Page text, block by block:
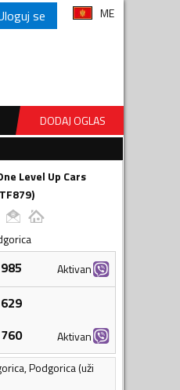
se ME
DODAJ OGLAS
Level Up Cars
TF879)
Aktivan
Aktivan
,Podgorica (uži